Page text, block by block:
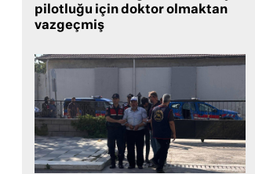
pilotluğu için doktor olmaktan
vazgeçmiş